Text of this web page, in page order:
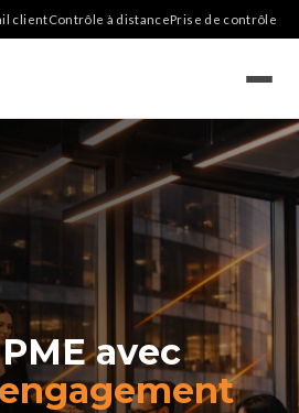
clientContrôle à distancePrise de contrôle
avec